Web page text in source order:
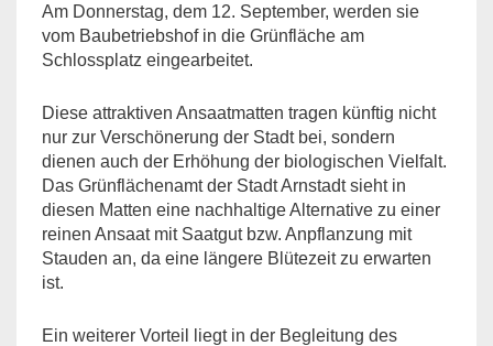
Am Donnerstag, dem 12. September, werden sie
vom Baubetriebshof in die Grünfläche am
Schlossplatz eingearbeitet.
Diese attraktiven Ansaatmatten tragen künftig nicht
nur zur Verschönerung der Stadt bei, sondern
dienen auch der Erhöhung der biologischen Vielfalt.
Das Grünflächenamt der Stadt Arnstadt sieht in
diesen Matten eine nachhaltige Alternative zu einer
reinen Ansaat mit Saatgut bzw. Anpflanzung mit
Stauden an, da eine längere Blütezeit zu erwarten
ist.
Ein weiterer Vorteil liegt in der Begleitung des